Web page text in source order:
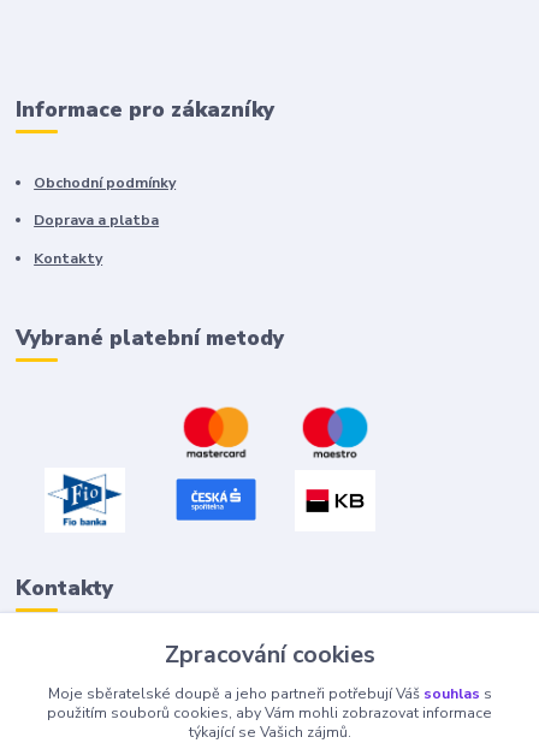
Informace pro zákazníky
Obchodní podmínky
Doprava a platba
Kontakty
Vybrané platební metody
Kontakty
info@tivan.cz
Zpracování cookies
Moje sběratelské doupě a jeho partneři potřebují Váš souhlas s
použitím souborů cookies, aby Vám mohli zobrazovat informace
týkající se Vašich zájmů.